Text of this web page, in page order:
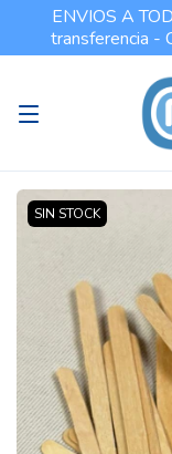
ENVIOS A
transferencia -
SIN STOCK